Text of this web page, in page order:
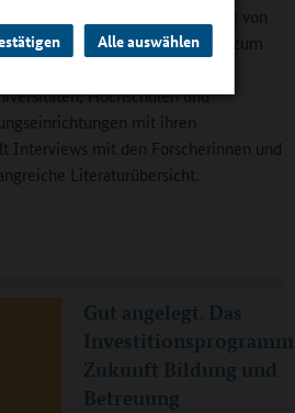
Alle auswählen
fördert unter Nutzung von
die Begleitforschung zum
Broschüre stellt 21
Hochschulen und
mit ihren
Interviews mit den Forscherinnen und
Literaturübersicht.
Gut angelegt. Das
Investitionsprogramm
Zukunft Bildung und
Betreuung